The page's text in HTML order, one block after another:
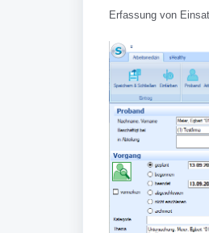
Erfassung von